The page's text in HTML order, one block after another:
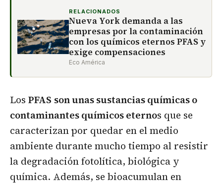
RELACIONADOS
Nueva York demanda a las
empresas por la contaminación
con los químicos eternos PFAS y
exige compensaciones
Eco América
Los PFAS son unas sustancias químicas o
contaminantes químicos eternos que se
caracterizan por quedar en el medio
ambiente durante mucho tiempo al resistir
la degradación fotolítica, biológica y
química. Además, se bioacumulan en